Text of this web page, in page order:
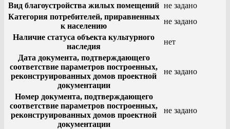
Вид благоустройства жилых помещений не задано
Категория потребителей, приравненных
к населению
не задано
Наличие статуса объекта культурного
наследия
нет
Дата документа, подтверждающего
соответствие параметров построенных,
реконструированных домов проектной
документации
не задано
Номер документа, подтверждающего
соответствие параметров построенных,
реконструированных домов проектной
документации
не задано